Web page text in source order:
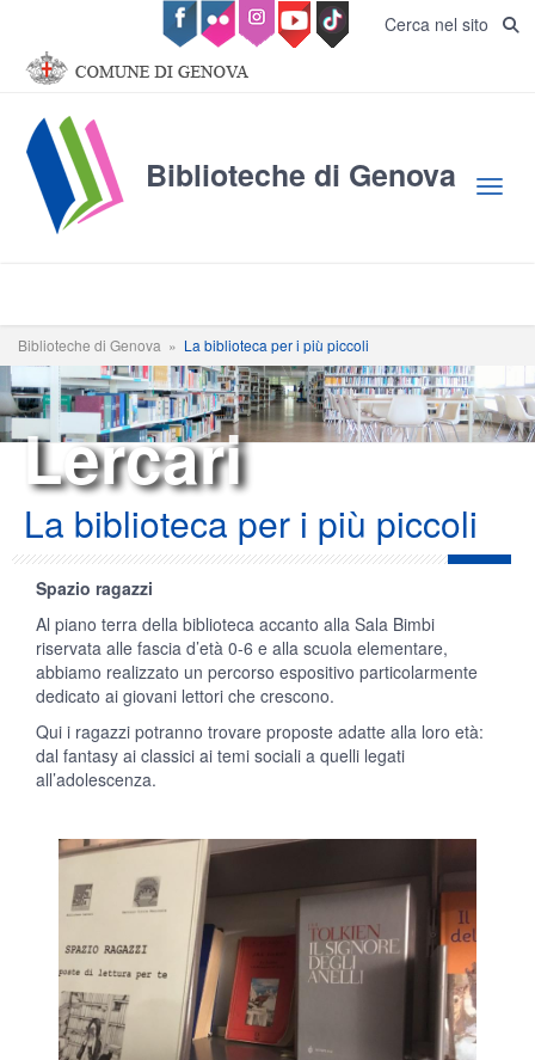
Salta al contenuto principale Cerca nel sito
Biblioteche di Genova
Biblioteche di Genova » La biblioteca per i più piccoli
Lercari
La biblioteca per i più piccoli
Spazio ragazzi
Al piano terra della biblioteca accanto alla Sala Bimbi
riservata alle fascia d’età 0-6 e alla scuola elementare,
abbiamo realizzato un percorso espositivo particolarmente
dedicato ai giovani lettori che crescono.
Qui i ragazzi potranno trovare proposte adatte alla loro età:
dal fantasy ai classici ai temi sociali a quelli legati
all’adolescenza.